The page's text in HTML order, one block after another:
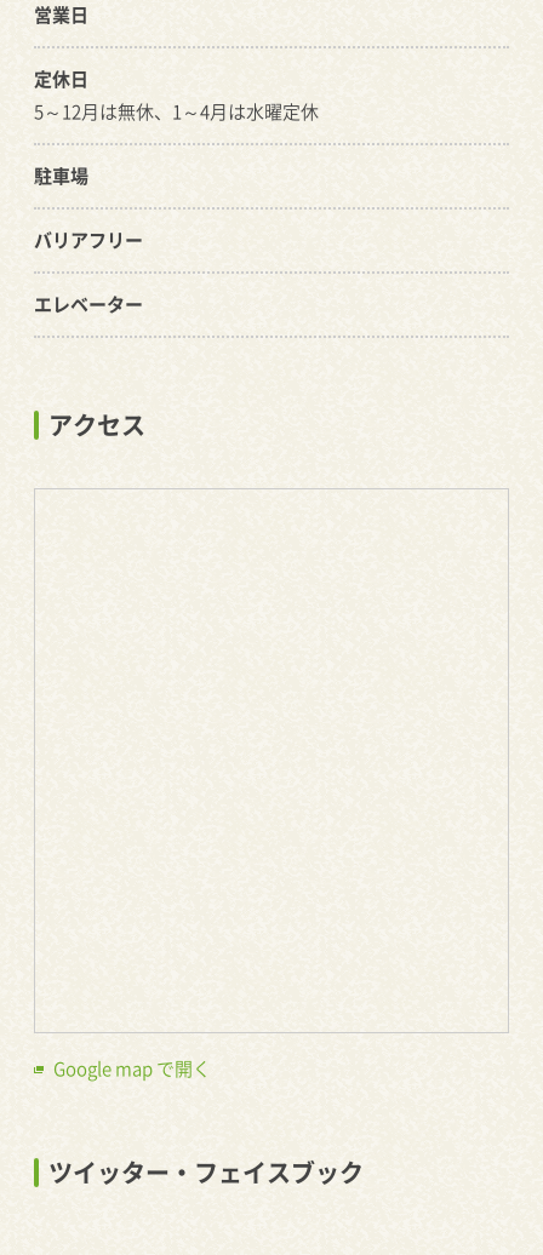
営業日
定休日
5～12月は無休、1～4月は水曜定休
駐車場
バリアフリー
エレベーター
アクセス
Google map で開く
ツイッター・フェイスブック